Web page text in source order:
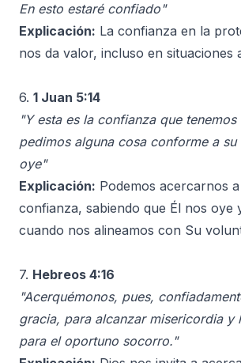
En esto estaré confiado"
Explicación: La confianza en la
nos da valor, incluso en situaciones
6. 1 Juan 5:14
"Y esta es la confianza que tenemos
pedimos alguna cosa conforme a
oye"
Explicación: Podemos acercarnos
confianza, sabiendo que Él nos oye
cuando nos alineamos con Su
7. Hebreos 4:16
"Acerquémonos, pues,
gracia, para alcanzar misericordia y
para el oportuno socorro."